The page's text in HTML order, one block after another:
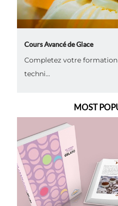
Cours Avancé de Glace
Completez votre
techni...
MOST